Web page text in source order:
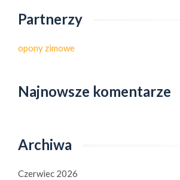
Partnerzy
opony zimowe
Najnowsze komentarze
Archiwa
Czerwiec 2026